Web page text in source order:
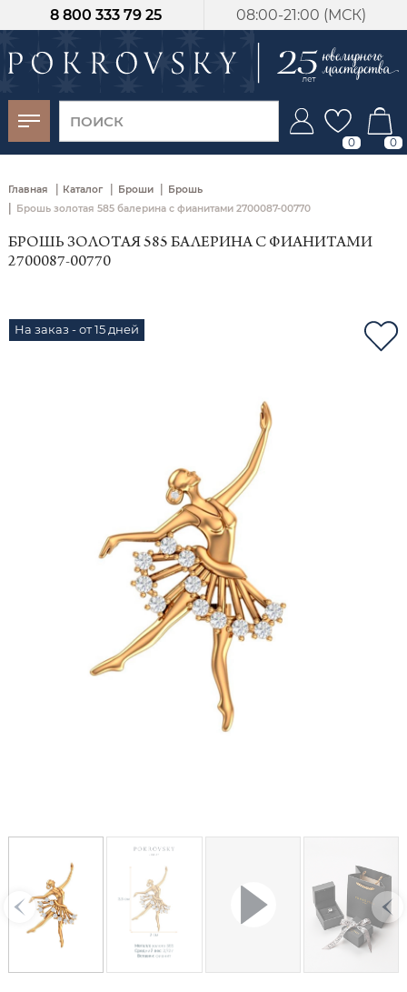
08:00-21:00 (МСК)
8 800 333 79 25
0 0
Главная | Каталог | Броши | Брошь
| Брошь золотая 585 балерина с фианитами 2700087-00770
БРОШЬ ЗОЛОТАЯ 585 БАЛЕРИНА С ФИАНИТАМИ
2700087-00770
На заказ - от 15 дней
-30%
от 15 дней с
момента оплаты